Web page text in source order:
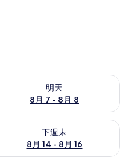
明天
8月 7 - 8月 8
明天 (8月 7 - 8月 8) 的供
下週末
8月 14 - 8月 16
下週末 (8月 14 - 8月 16)